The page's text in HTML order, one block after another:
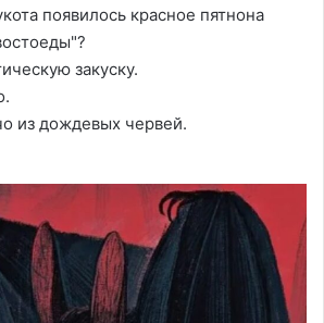
появилось красное пятнона
закуску.
из дождевых червей.